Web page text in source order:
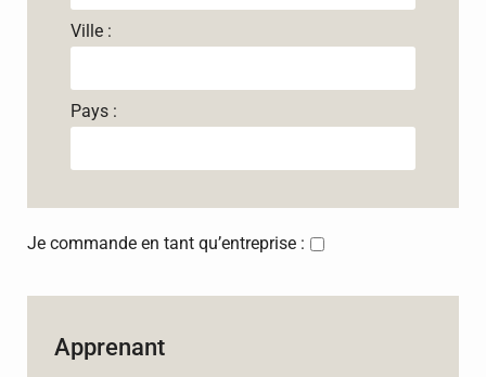
Ville :
Pays :
Je commande en tant qu’entreprise :
Apprenant